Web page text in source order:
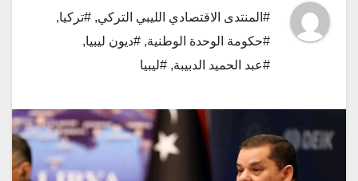
#المنتدى الاقتصادي الليبي التركي, #تركيا,
#حكومة الوحدة الوطنية, #ديون ليبيا,
#عبد الحميد الدبيبة, #ليبيا